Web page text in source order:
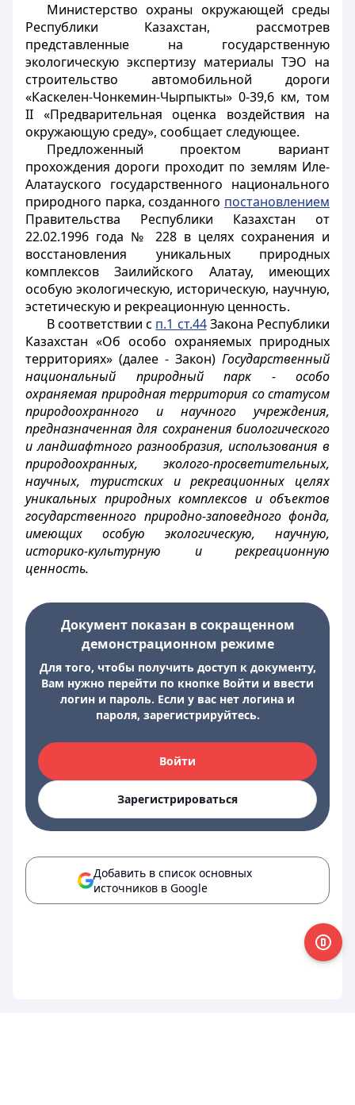
Министерство охраны окружающей среды
Республики Казахстан, рассмотрев
представленные на государственную
экологическую экспертизу материалы ТЭО на
строительство автомобильной дороги
«Каскелен-Чонкемин-Чырпыкты» 0-39,6 км, том
II «Предварительная оценка воздействия на
окружающую среду», сообщает следующее.
Предложенный проектом вариант
прохождения дороги проходит по землям Иле-
Алатауского государственного национального
природного парка, созданного постановлением
Правительства Республики Казахстан от
22.02.1996 года № 228 в целях сохранения и
восстановления уникальных природных
комплексов Заилийского Алатау, имеющих
особую экологическую, историческую, научную,
эстетическую и рекреационную ценность.
В соответствии с п.1 ст.44Закона Республики
Казахстан «Об особо охраняемых природных
территориях» (далее - Закон) Государственный
национальный природный парк - особо
охраняемая природная территория со статусом
природоохранного и научного учреждения,
предназначенная для сохранения биологического
и ландшафтного разнообразия, использования в
природоохранных, эколого-просветительных,
научных, туристских и рекреационных целях
уникальных природных комплексов и объектов
государственного природно-заповедного фонда,
имеющих особую экологическую, научную,
историко-культурную и рекреационную
ценность.
Документ показан в сокращенном
демонстрационном режиме
Для того, чтобы получить доступ к документу,
Вам нужно перейти по кнопке Войти и ввести
логин и пароль. Если у вас нет логина и
пароля, зарегистрируйтесь.
Войти
Зарегистрироваться
Добавить в список основных
источников в Google